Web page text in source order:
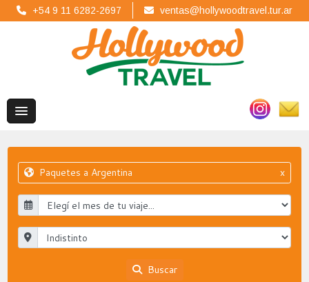
+54 9 11 6282-2697 ventas@hollywoodtravel.tur.ar
Paquetes a Argentina x
Buscar